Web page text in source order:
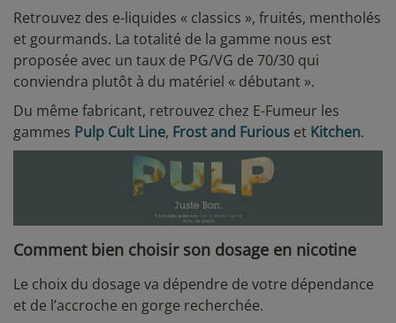
Retrouvez des e-liquides « classics », fruités, mentholés
et gourmands. La totalité de la gamme nous est
proposée avec un taux de PG/VG de 70/30 qui
conviendra plutôt à du matériel « débutant ».
Du même fabricant, retrouvez chez E-Fumeur les
gammes Pulp Cult Line, Frost and Furious et Kitchen.
Comment bien choisir son dosage en nicotine
Le choix du dosage va dépendre de votre dépendance
et de l’accroche en gorge recherchée.